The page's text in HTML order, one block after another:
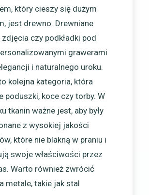
który cieszy się dużym
jest drewno. Drewniane
zdjęcia czy podkładki pod
grawerami
i naturalnego uroku.
kolejna kategoria, która
poduszki, koce czy torby. W
tkanin ważne jest, aby były
z wysokiej jakości
które nie blakną w praniu i
swoje właściwości przez
Warto również zwrócić
metale, takie jak stal